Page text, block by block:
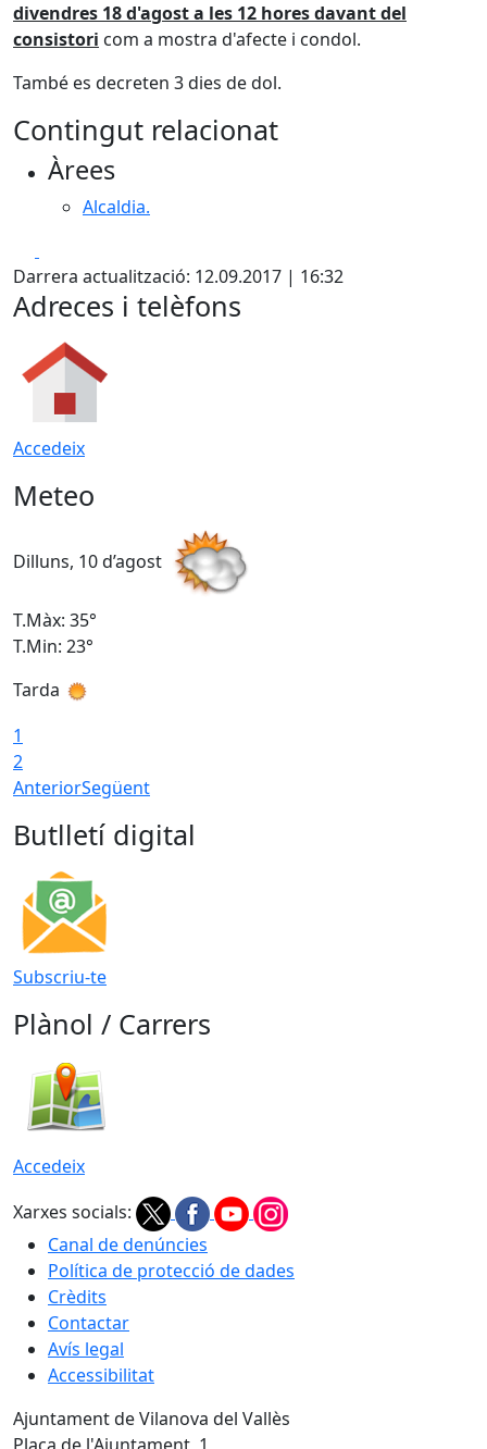
divendres 18 d'agost a les 12 hores davant del
consistori com a mostra d'afecte i condol.
També es decreten 3 dies de dol.
Contingut relacionat
Àrees
Alcaldia.
Darrera actualització: 12.09.2017 | 16:32
Adreces i telèfons
Accedeix
Meteo
Dilluns, 10 d’agost
T.Màx: 35°
T.Min: 23°
Tarda
1
2
AnteriorSegüent
Butlletí digital
Subscriu-te
Plànol / Carrers
Accedeix
Xarxes socials:
Canal de denúncies
Política de protecció de dades
Crèdits
Contactar
Avís legal
Accessibilitat
Ajuntament de Vilanova del Vallès